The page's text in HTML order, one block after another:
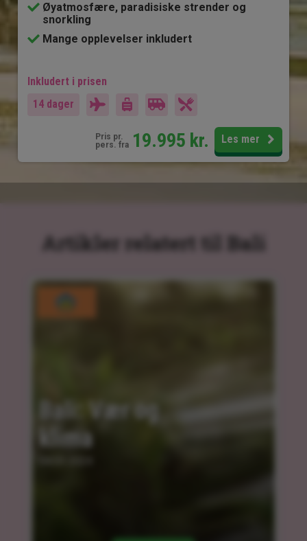
Øyatmosfære, paradisiske strender og
snorkling
Mange opplevelser inkludert
Inkludert i prisen
14 dager
Pris pr.
pers. fra 19.995 kr. Les mer
Artikler relatert til Bali
Bali: Vær og
klima